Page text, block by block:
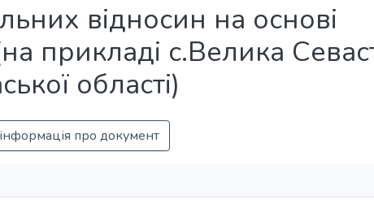
відносин на основі
прикладі с.Велика
області)
про документ